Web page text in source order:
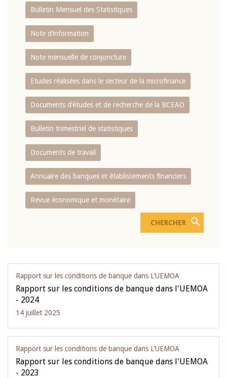
Bulletin Mensuel des Statistiques
Note d’information
Note mensuelle de conjoncture
Etudes réalisées dans le secteur de la microfinance
Documents d’études et de recherche de la BCEAO
Bulletin trimestriel de statistiques
Documents de travail
Annuaire des banques et établissements financiers
Revue économique et monétaire
Rapport sur les conditions de banque dans L‘UEMOA
Rapport sur les conditions de banque dans l'UEMOA
- 2024
14 juillet 2025
Rapport sur les conditions de banque dans L‘UEMOA
Rapport sur les conditions de banque dans l'UEMOA
- 2023